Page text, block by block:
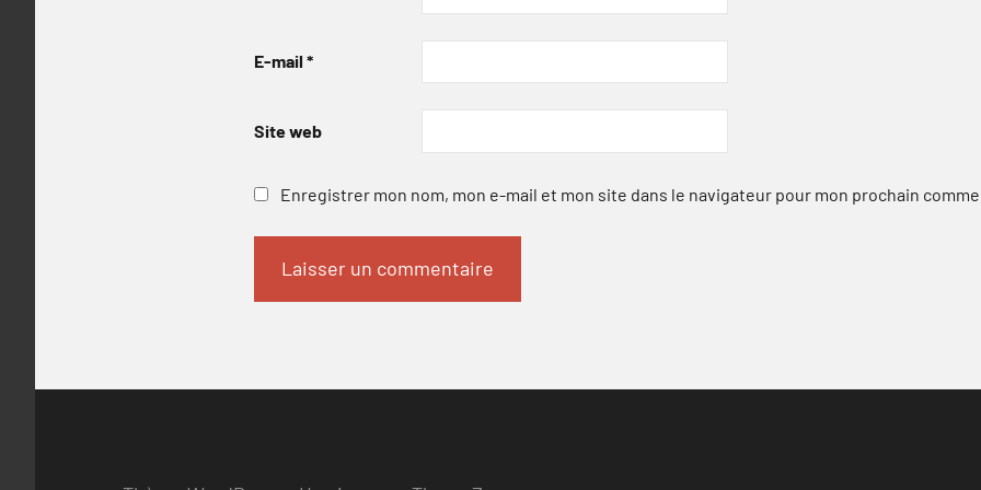
E-mail *
Site web
Enregistrer mon nom, mon e-mail et mon site dans le navigateur pour mon prochain